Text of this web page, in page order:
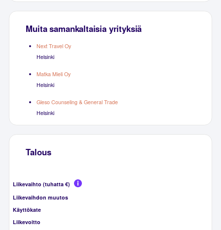
Muita samankaltaisia yrityksiä
Next Travel Oy
Helsinki
Matka Mieli Oy
Helsinki
Gleso Counseling & General Trade
Helsinki
Talous
Liikevaihto (tuhatta €)
Liikevaihdon muutos
Käyttökate
Liikevoitto